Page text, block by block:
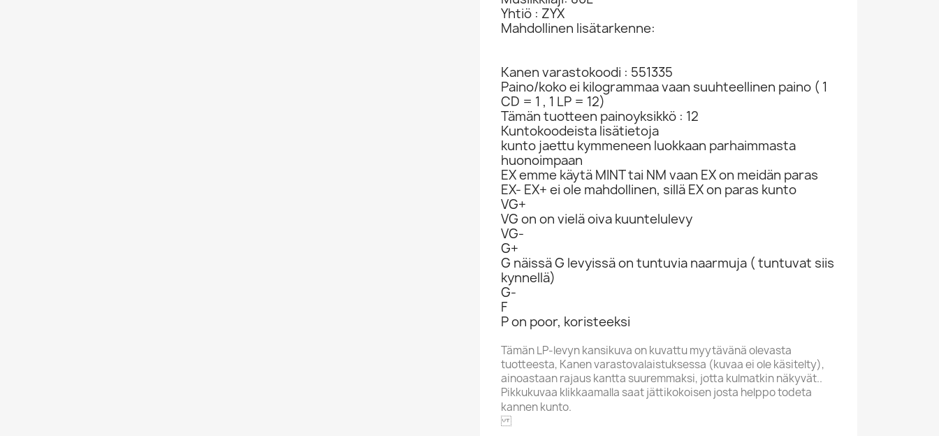
Yhtiö : ZYX
Mahdollinen lisätarkenne:
Kanen varastokoodi : 551335
Paino/koko ei kilogrammaa vaan suuhteellinen paino ( 1
CD = 1 , 1 LP = 12)
Tämän tuotteen painoyksikkö : 12
Kuntokoodeista lisätietoja
kunto jaettu kymmeneen luokkaan parhaimmasta
huonoimpaan
EX emme käytä MINT tai NM vaan EX on meidän paras
EX- EX+ ei ole mahdollinen, sillä EX on paras kunto
VG+
VG on on vielä oiva kuuntelulevy
VG-
G+
G näissä G levyissä on tuntuvia naarmuja ( tuntuvat siis
kynnellä)
G-
F
P on poor, koristeeksi
Tämän LP-levyn kansikuva on kuvattu myytävänä olevasta
tuotteesta, Kanen varastovalaistuksessa (kuvaa ei ole käsitelty),
ainoastaan rajaus kantta suuremmaksi, jotta kulmatkin näkyvät..
Pikkukuvaa klikkaamalla saat jättikokoisen josta helppo todeta
kannen kunto.